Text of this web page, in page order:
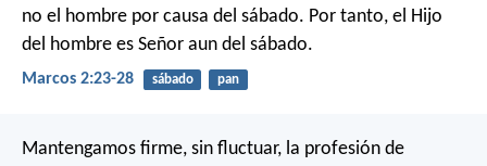
no el hombre por causa del sábado. Por tanto, el Hijo
del hombre es Señor aun del sábado.
Marcos 2:23-28 sábado pan
Mantengamos firme, sin fluctuar, la profesión de